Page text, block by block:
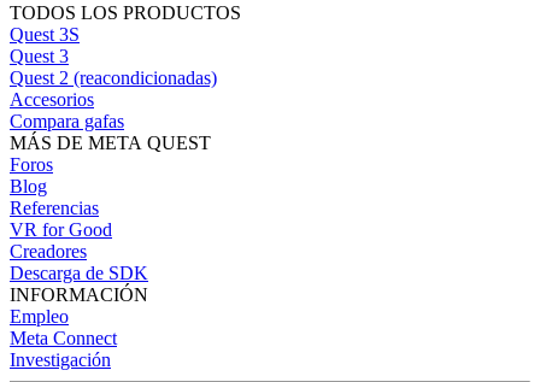
TODOS LOS PRODUCTOS
Quest 3S
Quest 3
Quest 2 (reacondicionadas)
Accesorios
Compara gafas
MÁS DE META QUEST
Foros
Blog
Referencias
VR for Good
Creadores
Descarga de SDK
INFORMACIÓN
Empleo
Meta Connect
Investigación